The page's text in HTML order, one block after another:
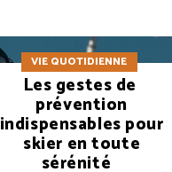
VIE QUOTIDIENNE
Les gestes de
prévention
indispensables pour
skier en toute
sérénité